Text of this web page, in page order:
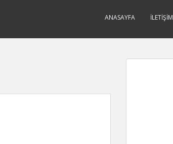
ANASAYFA İLETIŞIM